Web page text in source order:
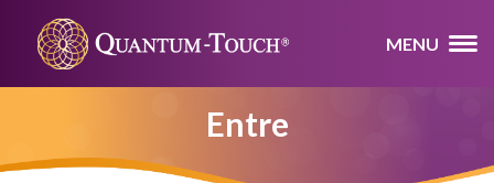
MENU
Entre